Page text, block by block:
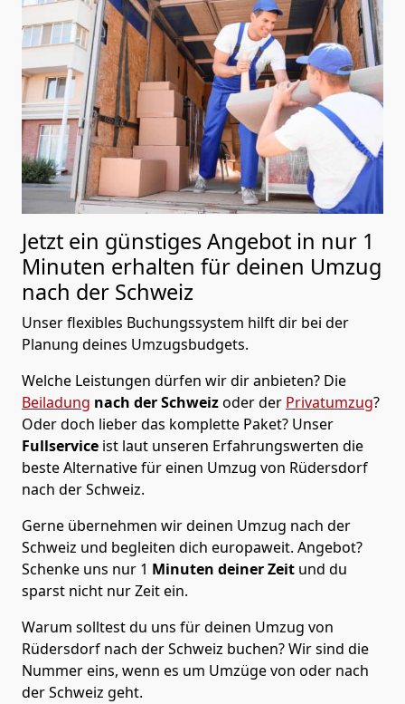
Jetzt ein günstiges Angebot in nur 1
Minuten erhalten für deinen Umzug
nach der Schweiz
Unser flexibles Buchungssystem hilft dir bei der
Planung deines Umzugsbudgets.
Welche Leistungen dürfen wir dir anbieten? Die
Beiladung nach der Schweizoder der Privatumzug?
Oder doch lieber das komplette Paket? Unser
Fullservice ist laut unseren Erfahrungswerten die
beste Alternative für einen Umzug von Rüdersdorf
nach der Schweiz.
Gerne übernehmen wir deinen Umzug nach der
Schweiz und begleiten dich europaweit. Angebot?
Schenke uns nur 1 Minuten deiner Zeit und du
sparst nicht nur Zeit ein.
Warum solltest du uns für deinen Umzug von
Rüdersdorf nach der Schweiz buchen? Wir sind die
Nummer eins, wenn es um Umzüge von oder nach
der Schweiz geht.